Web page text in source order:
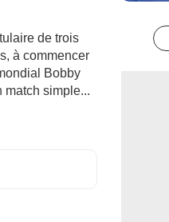
de trois
à commencer
Bobby
match simple...